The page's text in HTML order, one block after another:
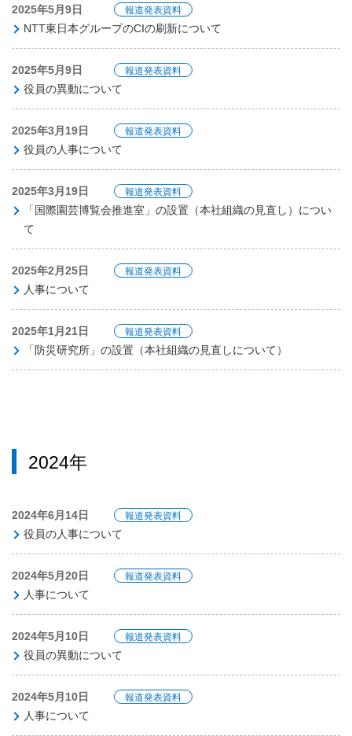
2025年5月9日 報道発表資料
NTT東日本グループのCIの刷新について
2025年5月9日 報道発表資料
役員の異動について
2025年3月19日 報道発表資料
役員の人事について
2025年3月19日 報道発表資料
「国際園芸博覧会推進室」の設置（本社組織の見直し）につい
て
2025年2月25日 報道発表資料
人事について
2025年1月21日 報道発表資料
「防災研究所」の設置（本社組織の見直しについて）
2024年
2024年6月14日 報道発表資料
役員の人事について
2024年5月20日 報道発表資料
人事について
2024年5月10日 報道発表資料
役員の異動について
2024年5月10日 報道発表資料
人事について